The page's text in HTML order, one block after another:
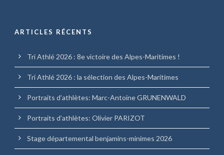
ARTICLES RÉCENTS
Tri Athlé 2026 : 8e victoire des Alpes-Maritimes !
Tri Athlé 2026 : la sélection des Alpes-Maritimes
Portraits d’athlètes: Marc-Antoine GRUNENWALD
Portraits d’athlètes: Olivier PARIZOT
Stage départemental benjamins-minimes 2026